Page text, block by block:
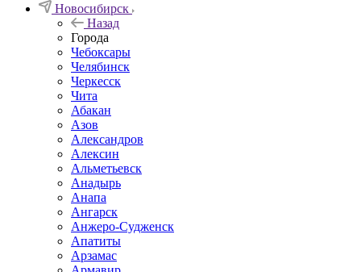
Новосибирск
Назад
Города
Чебоксары
Челябинск
Черкесск
Чита
Абакан
Азов
Александров
Алексин
Альметьевск
Анадырь
Анапа
Ангарск
Анжеро-Судженск
Апатиты
Арзамас